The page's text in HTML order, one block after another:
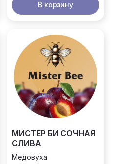
В корзину
МИСТЕР БИ СОЧНАЯ
СЛИВА
Медовуха